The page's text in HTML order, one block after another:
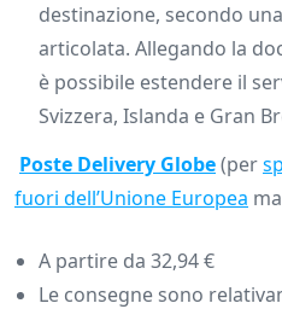
destinazione, secondo
articolata. Allegando la
è possibile estendere il
Svizzera, Islanda e Gran
Poste Delivery Globe(per
fuori dell’Unione Europea
A partire da 32,94 €
Le consegne sono